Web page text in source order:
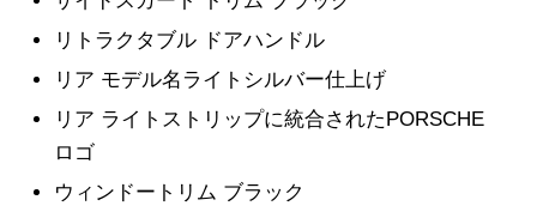
リトラクタブル ドアハンドル
リア モデル名ライトシルバー仕上げ
リア ライトストリップに統合されたPORSCHE
ロゴ
ウィンドートリム ブラック